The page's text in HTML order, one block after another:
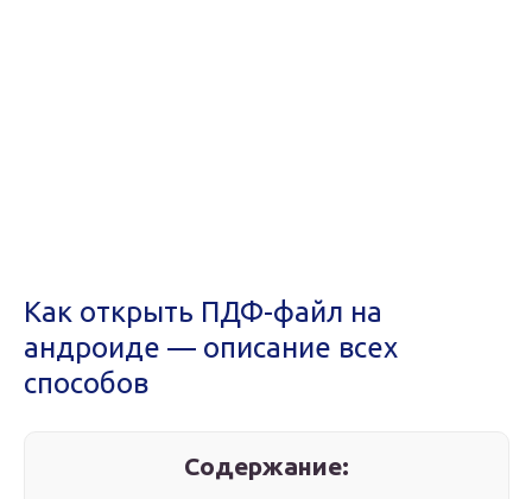
Как открыть ПДФ-файл на
андроиде — описание всех
способов
Содержание: